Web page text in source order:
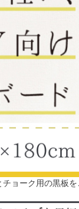
チョーク用の黒板